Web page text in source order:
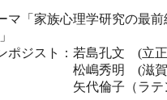
マ「家族心理学研究の最
ポジスト：若島孔文 (立
嶋秀明 (滋賀県立
代倫子（ラテンア